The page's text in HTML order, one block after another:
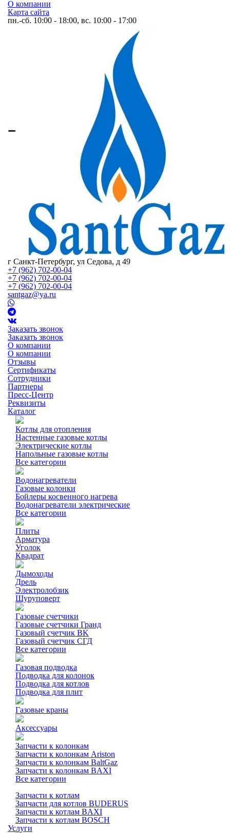
О компании
Карта сайта
пн.-сб. 10:00 - 18:00, вс. 10:00 - 17:00
г Санкт-Петербург, ул Седова, д 49
+7 (962) 702-00-04
+7 (962) 702-00-04
+7 (962) 702-00-04
santgaz@ya.ru
Заказать звонок
Заказать звонок
О компании
О компании
Отзывы
Сертификаты
Сотрудники
Партнеры
Пресс-Центр
Реквизиты
Каталог
Котлы для отопления
Настенные газовые котлы
Электрические котлы
Напольные газовые котлы
Все категории
Водонагреватели
Газовые колонки
Бойлеры косвенного нагрева
Водонагреватели электрические
Все категории
Плиты
Арматура
Уголок
Квадрат
Дымоходы
Дрель
Электролобзик
Шуруповерт
Газовые счетчики
Газовые счетчики Гранд
Газовый счетчик BK
Газовый счетчик СГД
Все категории
Газовая подводка
Подводка для колонок
Подводка для котлов
Подводка для плит
Газовые краны
Аксессуары
Запчасти к колонкам
Запчасти к колонкам Ariston
Запчасти к колонкам BaltGaz
Запчасти к колонкам BAXI
Все категории
Запчасти к котлам
Запчасти для котлов BUDERUS
Запчасти к котлам BAXI
Запчасти к котлам BOSCH
Услуги